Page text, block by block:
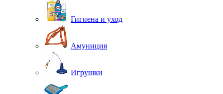
Гигиена и уход
Амуниция
Игрушки